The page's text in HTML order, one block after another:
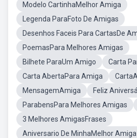
Modelo CartinhaMelhor Amiga
Legenda ParaFoto De Amigas
Desenhos Faceis Para CartasDe
PoemasPara Melhores Amigas
Bilhete ParaUm Amigo
Carta
Carta AbertaPara Amiga
MensagemAmiga
Feliz
ParabensPara Melhores Amigas
3 Melhores AmigasFrases
Aniversario De MinhaMelhor Amiga